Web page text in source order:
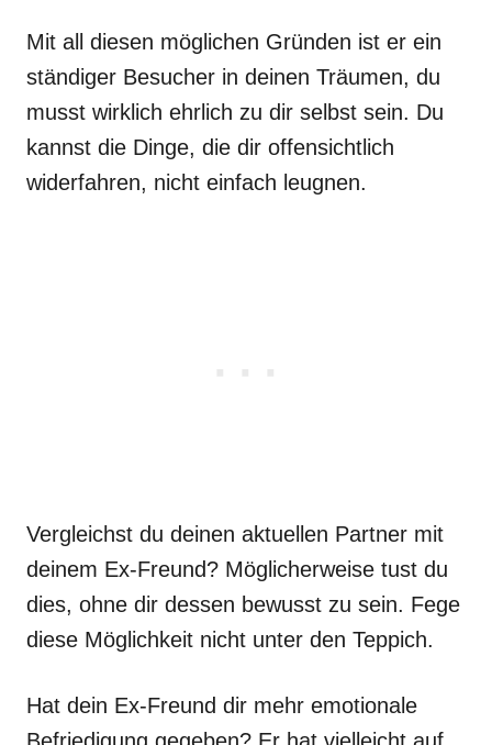
Mit all diesen möglichen Gründen ist er ein
ständiger Besucher in deinen Träumen, du
musst wirklich ehrlich zu dir selbst sein. Du
kannst die Dinge, die dir offensichtlich
widerfahren, nicht einfach leugnen.
Vergleichst du deinen aktuellen Partner mit
deinem Ex-Freund? Möglicherweise tust du
dies, ohne dir dessen bewusst zu sein. Fege
diese Möglichkeit nicht unter den Teppich.
Hat dein Ex-Freund dir mehr emotionale